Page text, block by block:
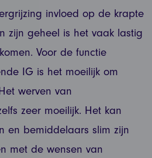
invloed op de krapte
zijn geheel is het vaak lastig
Voor de functie
IG is het moeilijk om
werven van
zeer moeilijk. Het kan
en bemiddelaars slim zijn
met de wensen van